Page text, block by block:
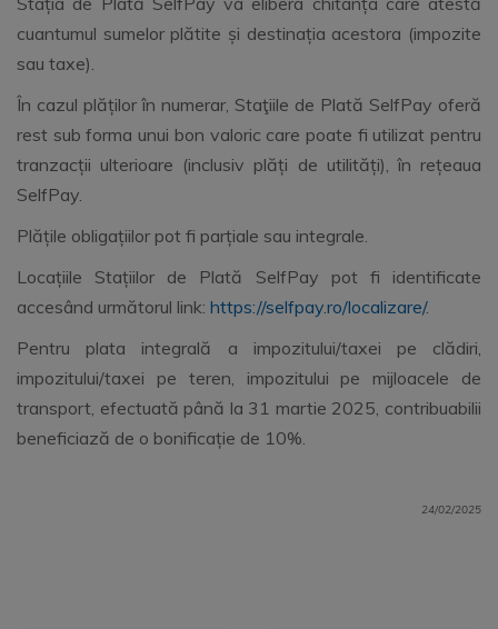
cuantumul sumelor plătite și destinația acestora (impozite
sau taxe).
În cazul plăților în numerar, Staţiile de Plată SelfPay oferă
rest sub forma unui bon valoric care poate fi utilizat pentru
tranzacții ulterioare (inclusiv plăți de utilități), în rețeaua
SelfPay.
Plățile obligațiilor pot fi parțiale sau integrale.
Locațiile Stațiilor de Plată SelfPay pot fi identificate
accesând următorul link: https://selfpay.ro/localizare/.
Pentru plata integrală a impozitului/taxei pe clădiri,
impozitului/taxei pe teren, impozitului pe mijloacele de
transport, efectuată până la 31 martie 2025, contribuabilii
beneficiază de o bonificație de 10%.
24/02/2025